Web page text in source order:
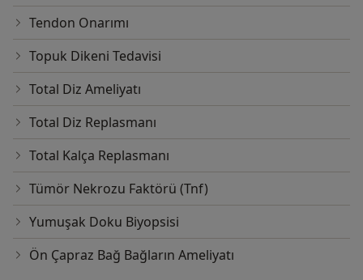
Tendon Onarımı
Topuk Dikeni Tedavisi
Total Diz Ameliyatı
Total Diz Replasmanı
Total Kalça Replasmanı
Tümör Nekrozu Faktörü (Tnf)
Yumuşak Doku Biyopsisi
Ön Çapraz Bağ Bağların Ameliyatı